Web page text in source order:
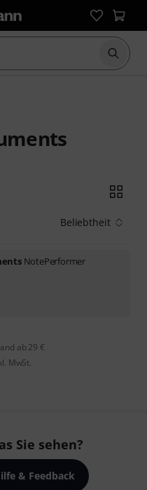
Suche
Beliebtheit
NotePerformer
ab 29 €
MwSt.
Sie sehen?
& Feedback